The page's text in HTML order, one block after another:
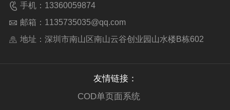
手机：13360059874
邮箱：1135735035@qq.com
地址：深圳市南山区南山云谷创业园山水楼B栋602
友情链接：
COD单页面系统